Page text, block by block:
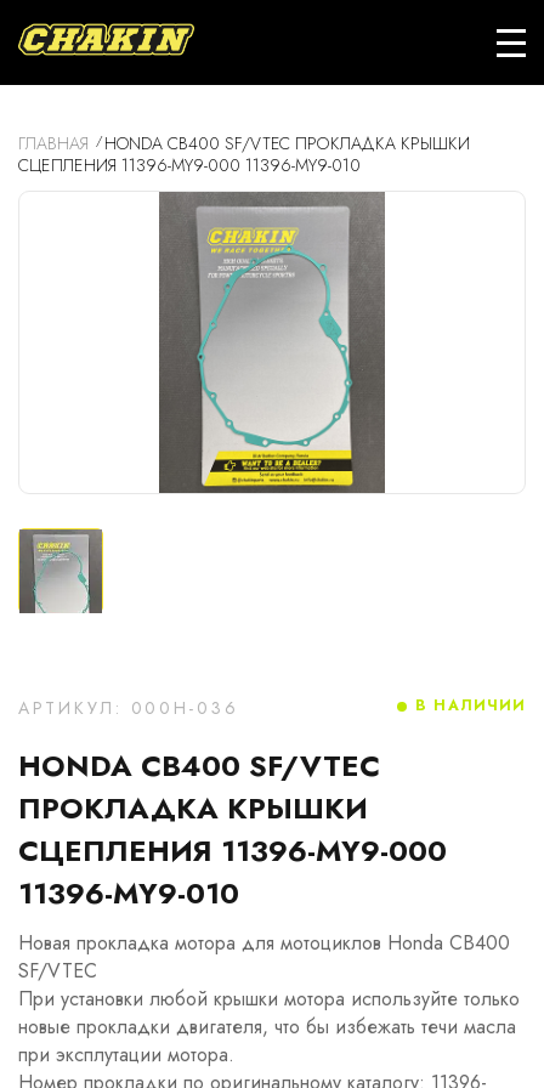
ГЛАВНАЯ
HONDA CB400 SF/VTEC ПРОКЛАДКА КРЫШКИ
СЦЕПЛЕНИЯ 11396-MY9-000 11396-MY9-010
АРТИКУЛ: 000H-036
HONDA CB400 SF/VTEC
ПРОКЛАДКА КРЫШКИ
СЦЕПЛЕНИЯ 11396-MY9-000
11396-MY9-010
Новая прокладка мотора для мотоциклов Honda CB400
SF/VTEC
При установки любой крышки мотора используйте только
новые прокладки двигателя, что бы избежать течи масла
при эксплутации мотора.
В НАЛИЧИИ